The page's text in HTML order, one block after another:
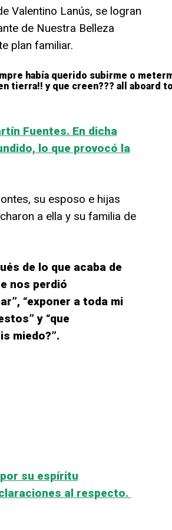
Valentino Lanús, se logran
de Nuestra Belleza
plan familiar.
había querido subirme o
tierra!! y que creen??? all aboard
Fuentes. En dicha
lo que provocó la
su esposo e hijas
a ella y su familia de
de lo que acaba de
nos perdió
“exponer a toda mi
y “que
miedo?”.
su espíritu
al respecto.